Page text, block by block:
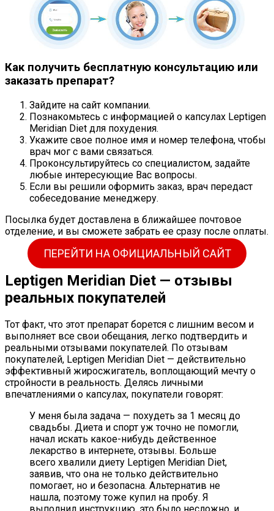
Как получить бесплатную консультацию или
заказать препарат?
Зайдите на сайт компании.
Познакомьтесь с информацией о капсулах Leptigen
Meridian Diet для похудения.
Укажите свое полное имя и номер телефона, чтобы
врач мог с вами связаться.
Проконсультируйтесь со специалистом, задайте
любые интересующие Вас вопросы.
Если вы решили оформить заказ, врач передаст
собеседование менеджеру.
Посылка будет доставлена ​​в ближайшее почтовое
отделение, и вы сможете забрать ее сразу после оплаты.
ПЕРЕЙТИ НА ОФИЦИАЛЬНЫЙ САЙТ
Leptigen Meridian Diet — отзывы
реальных покупателей
Тот факт, что этот препарат борется с лишним весом и
выполняет все свои обещания, легко подтвердить и
реальными отзывами покупателей. По отзывам
покупателей, Leptigen Meridian Diet — действительно
эффективный жиросжигатель, воплощающий мечту о
стройности в реальность. Делясь личными
впечатлениями о капсулах, покупатели говорят:
У меня была задача — похудеть за 1 месяц до
свадьбы. Диета и спорт уж точно не помогли,
начал искать какое-нибудь действенное
лекарство в интернете, отзывы. Больше
всего хвалили диету Leptigen Meridian Diet,
заявив, что она не только действительно
помогает, но и безопасна. Альтернатив не
нашла, поэтому тоже купил на пробу. Я
выполнил инструкцию, это было несложно, и